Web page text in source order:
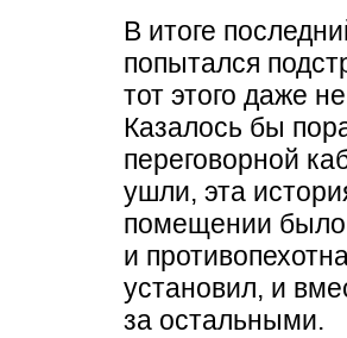
В итоге
попытался
тот этого даже
Казалось бы
переговорной
ушли, эта
помещении было
и
установил, и
за остальными.